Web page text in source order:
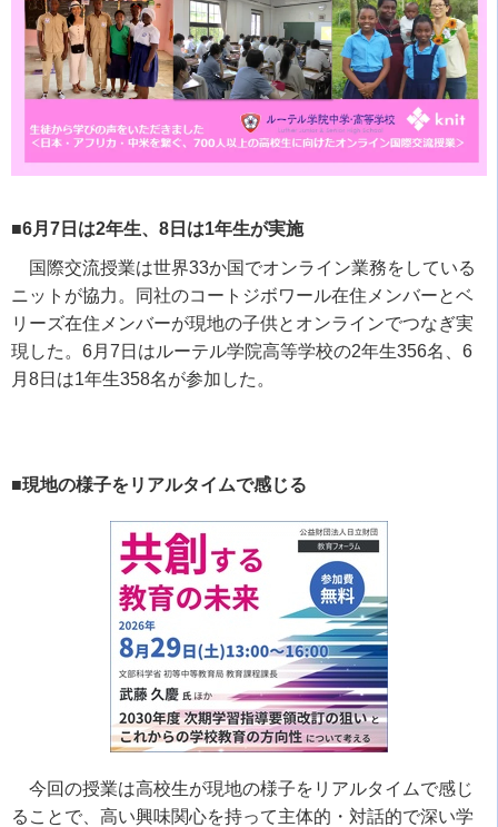
■6月7日は2年生、8日は1年生が実施
国際交流授業は世界33か国でオンライン業務をしている
ニットが協力。同社のコートジボワール在住メンバーとベ
リーズ在住メンバーが現地の子供とオンラインでつなぎ実
現した。 6月 7 日はルーテル学院高等学校の2年生356名、 6
月 8日は1年生358名が参加した。
■現地の様子をリアルタイムで感じる
今回の授業は高校生が現地の様子をリアルタイムで感じ
ることで、高い興味関心を持って主体的・対話的で深い学